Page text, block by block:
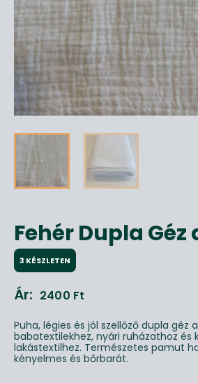
Fehér Dupla
3 KÉSZLETEN
Ár: 2400 Ft
Puha, légies és jól szellőző dupla géz
babatextilekhez, nyári ruházathoz és
lakástextilhez. Természetes pamut
kényelmes és bőrbarát.